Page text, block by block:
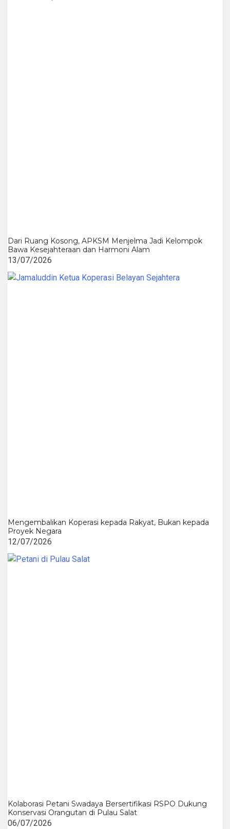
Dari Ruang Kosong, APKSM Menjelma Jadi Kelompok
Bawa Kesejahteraan dan Harmoni Alam
13/07/2026
Mengembalikan Koperasi kepada Rakyat, Bukan kepada
Proyek Negara
12/07/2026
Kolaborasi Petani Swadaya Bersertifikasi RSPO Dukung
Konservasi Orangutan di Pulau Salat
06/07/2026